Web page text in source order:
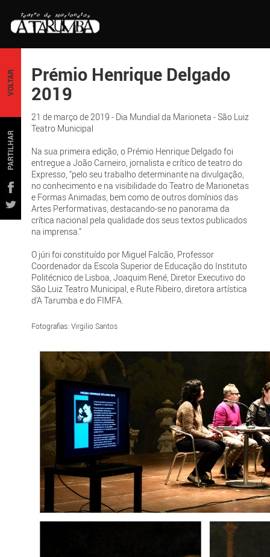
VOLTAR
PARTILHAR
Prémio Henrique Delgado
2019
21 de março de 2019 - Dia Mundial da Marioneta - São Luiz
Teatro Municipal
Na sua primeira edição, o Prémio Henrique Delgado foi
entregue a João Carneiro, jornalista e crítico de teatro do
Expresso, “pelo seu trabalho determinante na divulgação,
no conhecimento e na visibilidade do Teatro de Marionetas
e Formas Animadas, bem como de outros domínios das
Artes Performativas, destacando-se no panorama da
crítica nacional pela qualidade dos seus textos publicados
na imprensa.”
O júri foi constituído por Miguel Falcão, Professor
Coordenador da Escola Superior de Educação do Instituto
Politécnico de Lisboa, Joaquim René, Diretor Executivo do
São Luiz Teatro Municipal, e Rute Ribeiro, diretora artística
d’A Tarumba e do FIMFA.
Fotografias: Virgilio Santos